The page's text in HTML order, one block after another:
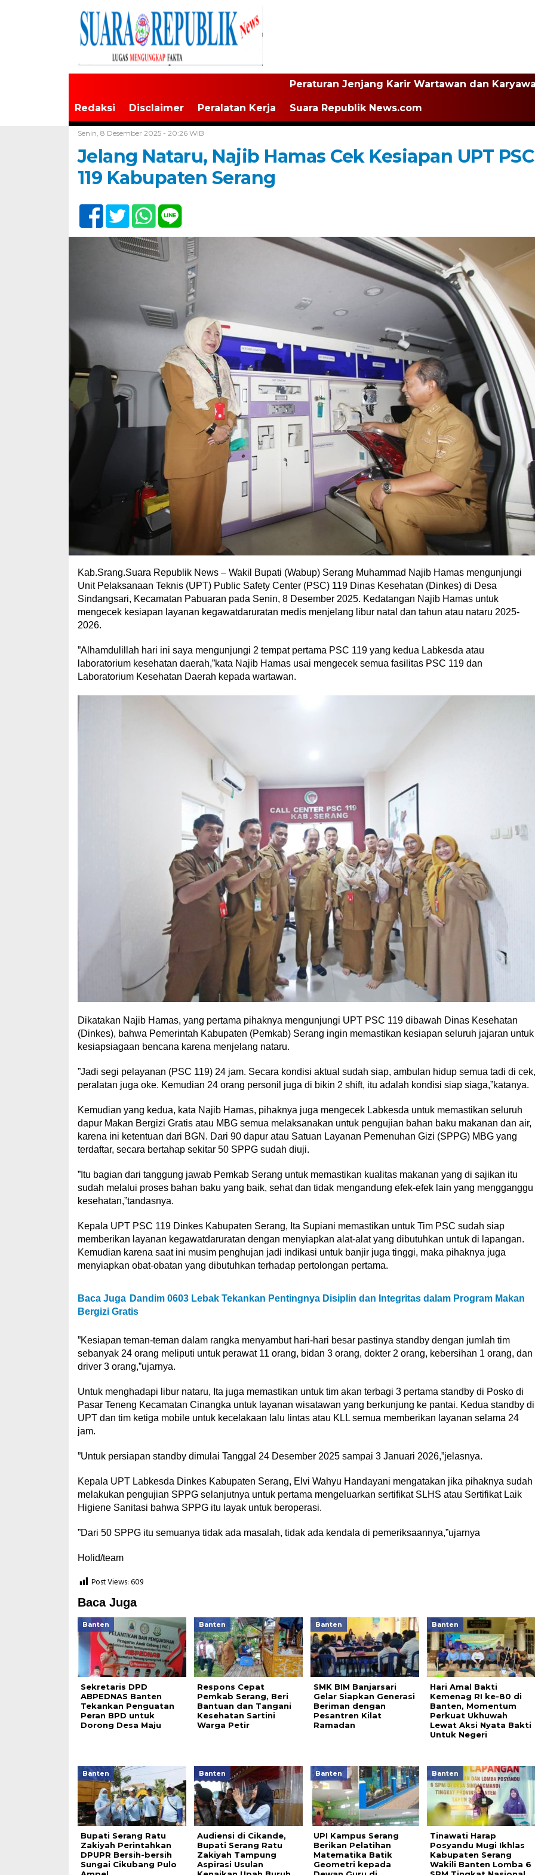
Redaksi Disclaimer Peralatan Kerja
Peraturan Jenjang Karir Wartawan dan
Suara Republik News.com
Senin, 8 Desember 2025 - 20:26 WIB
Jelang Nataru, Najib Hamas Cek Kesiapan UPT PSC
119 Kabupaten Serang
Kab.Srang.Suara Republik News – Wakil Bupati (Wabup) Serang Muhammad Najib Hamas mengunjungi
Unit Pelaksanaan Teknis (UPT) Public Safety Center (PSC) 119 Dinas Kesehatan (Dinkes) di Desa
Sindangsari, Kecamatan Pabuaran pada Senin, 8 Desember 2025. Kedatangan Najib Hamas untuk
mengecek kesiapan layanan kegawatdaruratan medis menjelang libur natal dan tahun atau nataru 2025-
2026.
”Alhamdulillah hari ini saya mengunjungi 2 tempat pertama PSC 119 yang kedua Labkesda atau
laboratorium kesehatan daerah,”kata Najib Hamas usai mengecek semua fasilitas PSC 119 dan
Laboratorium Kesehatan Daerah kepada wartawan.
Dikatakan Najib Hamas, yang pertama pihaknya mengunjungi UPT PSC 119 dibawah Dinas Kesehatan
(Dinkes), bahwa Pemerintah Kabupaten (Pemkab) Serang ingin memastikan kesiapan seluruh jajaran untuk
kesiapsiagaan bencana karena menjelang nataru.
”Jadi segi pelayanan (PSC 119) 24 jam. Secara kondisi aktual sudah siap, ambulan hidup semua tadi di cek,
peralatan juga oke. Kemudian 24 orang personil juga di bikin 2 shift, itu adalah kondisi siap siaga,”katanya.
Kemudian yang kedua, kata Najib Hamas, pihaknya juga mengecek Labkesda untuk memastikan seluruh
dapur Makan Bergizi Gratis atau MBG semua melaksanakan untuk pengujian bahan baku makanan dan air,
karena ini ketentuan dari BGN. Dari 90 dapur atau Satuan Layanan Pemenuhan Gizi (SPPG) MBG yang
terdaftar, secara bertahap sekitar 50 SPPG sudah diuji.
”Itu bagian dari tanggung jawab Pemkab Serang untuk memastikan kualitas makanan yang di sajikan itu
sudah melalui proses bahan baku yang baik, sehat dan tidak mengandung efek-efek lain yang mengganggu
kesehatan,”tandasnya.
Kepala UPT PSC 119 Dinkes Kabupaten Serang, Ita Supiani memastikan untuk Tim PSC sudah siap
memberikan layanan kegawatdaruratan dengan menyiapkan alat-alat yang dibutuhkan untuk di lapangan.
Kemudian karena saat ini musim penghujan jadi indikasi untuk banjir juga tinggi, maka pihaknya juga
menyiapkan obat-obatan yang dibutuhkan terhadap pertolongan pertama.
Baca Juga Dandim 0603 Lebak Tekankan Pentingnya Disiplin dan Integritas dalam Program Makan
Bergizi Gratis
”Kesiapan teman-teman dalam rangka menyambut hari-hari besar pastinya standby dengan jumlah tim
sebanyak 24 orang meliputi untuk perawat 11 orang, bidan 3 orang, dokter 2 orang, kebersihan 1 orang, dan
driver 3 orang,”ujarnya.
Untuk menghadapi libur nataru, Ita juga memastikan untuk tim akan terbagi 3 pertama standby di Posko di
Pasar Teneng Kecamatan Cinangka untuk layanan wisatawan yang berkunjung ke pantai. Kedua standby di
UPT dan tim ketiga mobile untuk kecelakaan lalu lintas atau KLL semua memberikan layanan selama 24
jam.
”Untuk persiapan standby dimulai Tanggal 24 Desember 2025 sampai 3 Januari 2026,”jelasnya.
Kepala UPT Labkesda Dinkes Kabupaten Serang, Elvi Wahyu Handayani mengatakan jika pihaknya sudah
melakukan pengujian SPPG selanjutnya untuk pertama mengeluarkan sertifikat SLHS atau Sertifikat Laik
Higiene Sanitasi bahwa SPPG itu layak untuk beroperasi.
”Dari 50 SPPG itu semuanya tidak ada masalah, tidak ada kendala di pemeriksaannya,”ujarnya
Holid/team
Post Views:609
Baca Juga
Banten
Sekretaris DPD
ABPEDNAS Banten
Tekankan Penguatan
Peran BPD untuk
Dorong Desa Maju
Banten
Respons Cepat
Pemkab Serang, Beri
Bantuan dan Tangani
Kesehatan Sartini
Warga Petir
Banten
SMK BIM Banjarsari
Gelar Siapkan Generasi
Beriman dengan
Pesantren Kilat
Ramadan
Banten
Hari Amal Bakti
Kemenag RI ke-80 di
Banten, Momentum
Perkuat Ukhuwah
Lewat Aksi Nyata Bakti
Untuk Negeri
Banten
Bupati Serang Ratu
Zakiyah Perintahkan
DPUPR Bersih-bersih
Sungai Cikubang Pulo
Banten
Audiensi di Cikande,
Bupati Serang Ratu
Zakiyah Tampung
Aspirasi Usulan
Banten
UPI Kampus Serang
Berikan Pelatihan
Matematika Batik
Geometri kepada
Banten
Tinawati Harap
Posyandu Mugi Ikhlas
Kabupaten Serang
Wakili Banten Lomba 6